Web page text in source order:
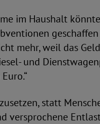
im Haushalt
mehr, weil das
und
statt
versprochene